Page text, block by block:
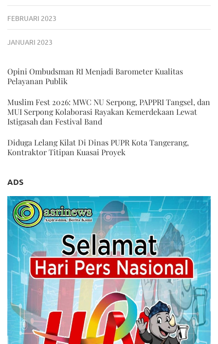
FEBRUARI 2023
JANUARI 2023
Opini Ombudsman RI Menjadi Barometer Kualitas
Pelayanan Publik
Muslim Fest 2026: MWC NU Serpong, PAPPRI Tangsel, dan
MUI Serpong Kolaborasi Rayakan Kemerdekaan Lewat
Istigasah dan Festival Band
Diduga Lelang Kilat Di Dinas PUPR Kota Tangerang,
Kontraktor Titipan Kuasai Proyek
ADS